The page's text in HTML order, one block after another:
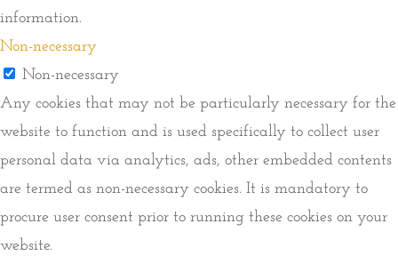
information.
Non-necessary
Non-necessary
Any cookies that may not be particularly necessary for the
website to function and is used specifically to collect user
personal data via analytics, ads, other embedded contents
are termed as non-necessary cookies. It is mandatory to
procure user consent prior to running these cookies on your
website.